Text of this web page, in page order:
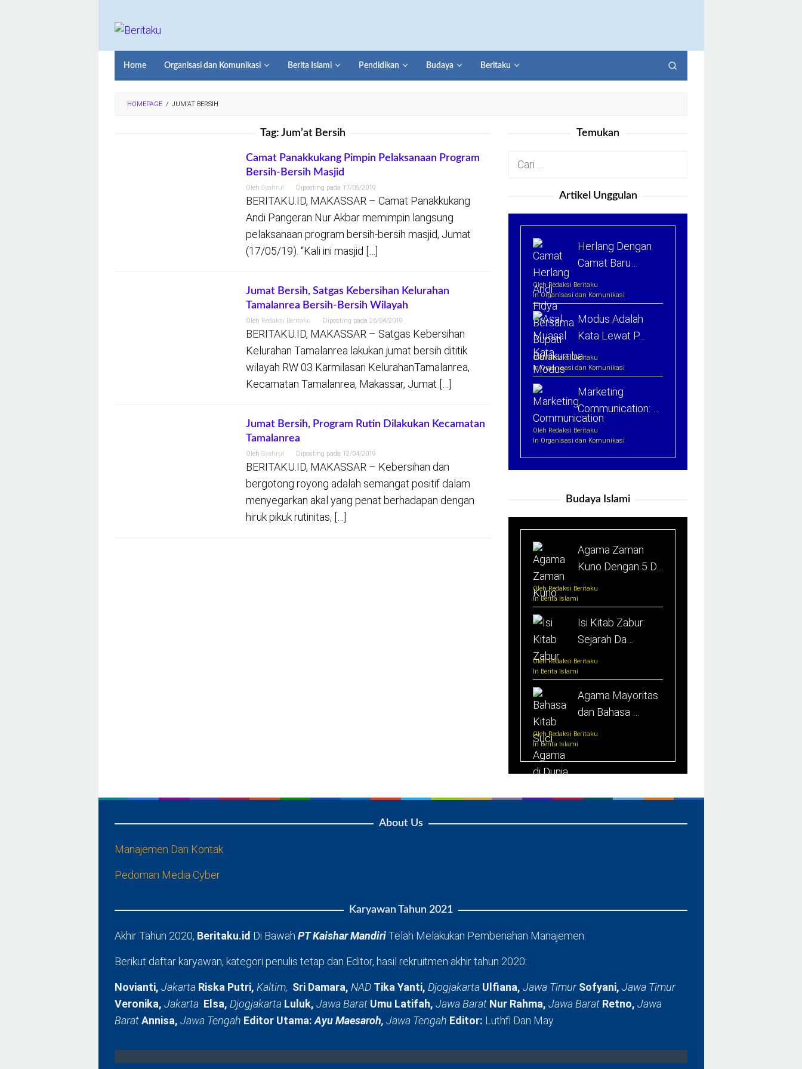
Home Organisasi dan Komunikasi Berita Islami Pendidikan Budaya Beritaku
HOMEPAGE / JUM'AT BERSIH
Tag: Jum’at Bersih
Camat Panakkukang Pimpin Pelaksanaan Program
Bersih-Bersih Masjid
Oleh Syahrul Diposting pada 17/05/2019
BERITAKU.ID, MAKASSAR – Camat Panakkukang
Andi Pangeran Nur Akbar memimpin langsung
pelaksanaan program bersih-bersih masjid, Jumat
(17/05/19). “Kali ini masjid […]
Jumat Bersih, Satgas Kebersihan Kelurahan
Tamalanrea Bersih-Bersih Wilayah
Oleh Redaksi Beritaku Diposting pada 26/04/2019
BERITAKU.ID, MAKASSAR – Satgas Kebersihan
Kelurahan Tamalanrea lakukan jumat bersih dititik
wilayah RW 03 Karmilasari KelurahanTamalanrea,
Kecamatan Tamalanrea, Makassar, Jumat […]
Jumat Bersih, Program Rutin Dilakukan Kecamatan
Tamalanrea
Oleh Syahrul Diposting pada 12/04/2019
BERITAKU.ID, MAKASSAR – Kebersihan dan
bergotong royong adalah semangat positif dalam
menyegarkan akal yang penat berhadapan dengan
hiruk pikuk rutinitas, […]
Temukan
Cari
Artikel Unggulan
Herlang Dengan
Camat Baru…
Oleh Redaksi Beritaku
In Organisasi dan Komunikasi
Modus Adalah
Kata Lewat P…
Oleh Redaksi Beritaku
In Organisasi dan Komunikasi
Marketing
Communication: …
Oleh Redaksi Beritaku
In Organisasi dan Komunikasi
Budaya Islami
Agama Zaman
Kuno Dengan 5 D…
Oleh Redaksi Beritaku
In Berita Islami
Isi Kitab Zabur:
Sejarah Da…
Oleh Redaksi Beritaku
In Berita Islami
Agama Mayoritas
dan Bahasa …
Oleh Redaksi Beritaku
In Berita Islami
About Us
Manajemen Dan Kontak
Pedoman Media Cyber
Karyawan Tahun 2021
Akhir Tahun 2020, Beritaku.id Di Bawah PT Kaishar MandiriTelah Melakukan Pembenahan Manajemen.
Berikut daftar karyawan, kategori penulis tetap dan Editor, hasil rekruitmen akhir tahun 2020:
Novianti, Jakarta Riska Putri, Kaltim, Sri Damara, NAD Tika Yanti, Djogjakarta Ulfiana, Jawa TimurSofyani, Jawa Timur
Veronika, Jakarta Elsa, Djogjakarta Luluk, Jawa Barat Umu Latifah, Jawa Barat Nur Rahma, Jawa Barat Retno, Jawa
BaratAnnisa, Jawa Tengah Editor Utama:Ayu Maesaroh, Jawa Tengah Editor: Luthfi Dan May